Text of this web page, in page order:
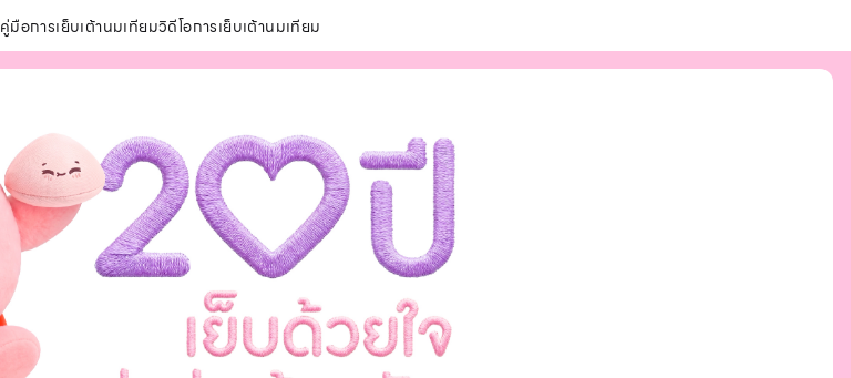
คู่มือการเย็บเต้านมเทียมวิดีโอการเย็บเต้านมเทียม